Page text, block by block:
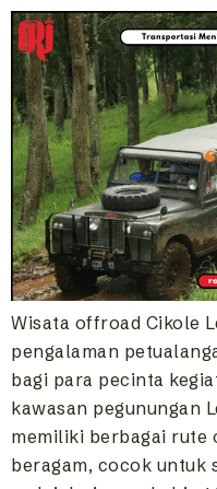
Wisata offroad Cikole
pengalaman
bagi para pecinta
kawasan pegunungan
memiliki berbagai rute
beragam, cocok untuk